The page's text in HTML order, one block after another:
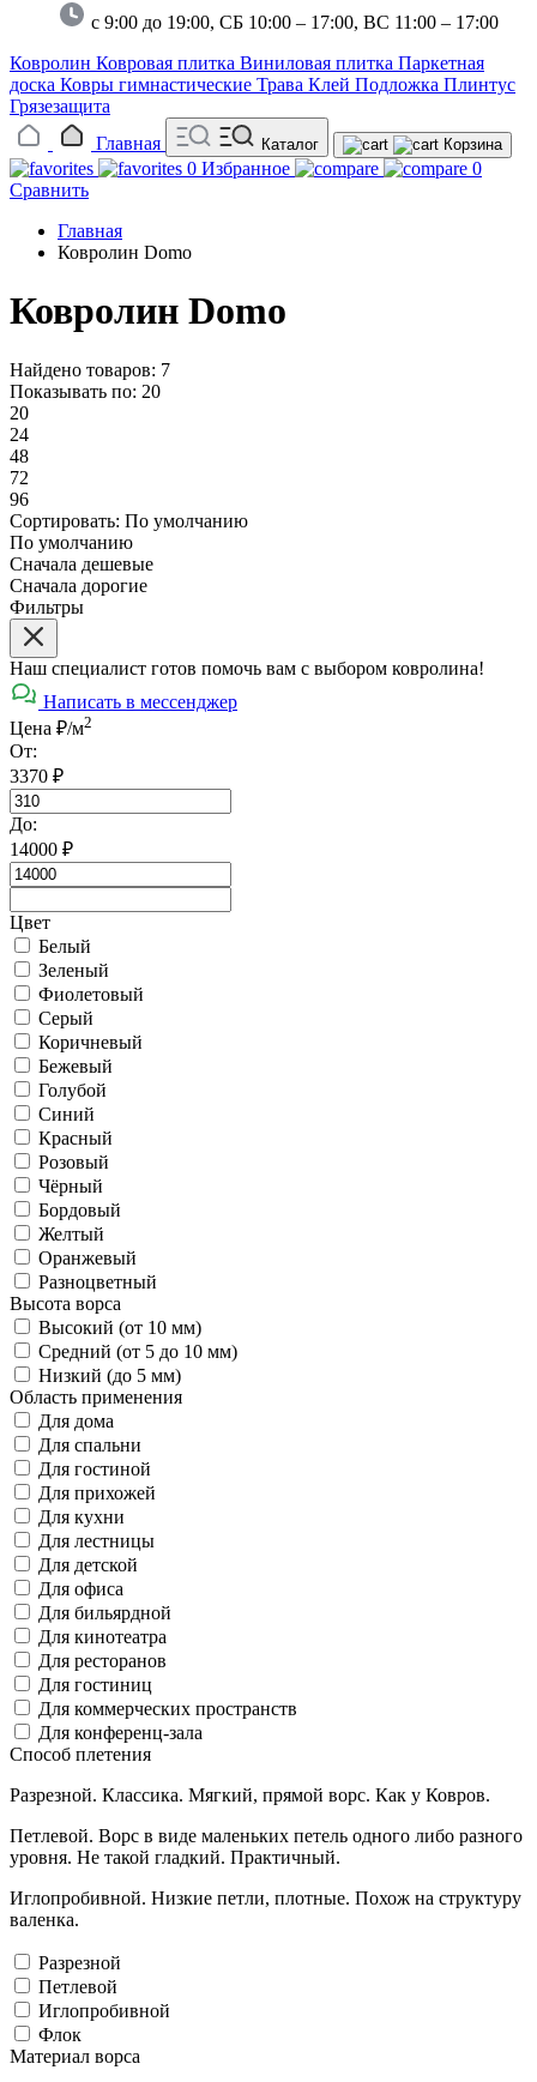
с 9:00 до 19:00, СБ 10:00 – 17:00, ВС 11:00 – 17:00
Ковролин Ковровая плитка Виниловая плитка Паркетная
доска Ковры гимнастические Трава Клей Подложка Плинтус
Грязезащита
Главная
Каталог Корзина
0 Избранное
0
Сравнить
Главная
Ковролин Domo
Ковролин Domo
Найдено товаров: 7
Показывать по: 20
20
24
48
72
96
Сортировать: По умолчанию
По умолчанию
Сначала дешевые
Сначала дорогие
Фильтры
Наш специалист готов помочь вам с выбором ковролина!
Написать в мессенджер
Цена ₽/м2
От:
3370 ₽
До:
14000 ₽
Цвет
Белый
Зеленый
Фиолетовый
Серый
Коричневый
Бежевый
Голубой
Синий
Красный
Розовый
Чёрный
Бордовый
Желтый
Оранжевый
Разноцветный
Высота ворса
Высокий (от 10 мм)
Средний (от 5 до 10 мм)
Низкий (до 5 мм)
Область применения
Для дома
Для спальни
Для гостиной
Для прихожей
Для кухни
Для лестницы
Для детской
Для офиса
Для бильярдной
Для кинотеатра
Для ресторанов
Для гостиниц
Для коммерческих пространств
Для конференц-зала
Способ плетения
Разрезной. Классика. Мягкий, прямой ворс. Как у Ковров.
Петлевой. Ворс в виде маленьких петель одного либо разного
уровня. Не такой гладкий. Практичный.
Иглопробивной. Низкие петли, плотные. Похож на структуру
валенка.
Разрезной
Петлевой
Иглопробивной
Флок
Материал ворса